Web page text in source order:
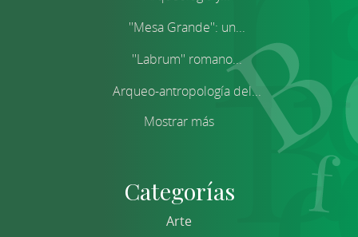
''Mesa Grande'': un...
''Labrum'' romano...
Arqueo-antropología del...
Mostrar más
Categorías
Arte